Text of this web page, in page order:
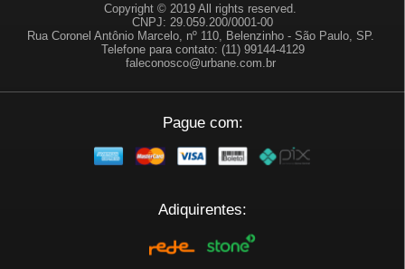
Copyright © 2019 All rights reserved.
CNPJ: 29.059.200/0001-00
Rua Coronel Antônio Marcelo, nº 110, Belenzinho - São Paulo, SP.
Telefone para contato: (11) 99144-4129
faleconosco@urbane.com.br
Pague com:
Adiquirentes: